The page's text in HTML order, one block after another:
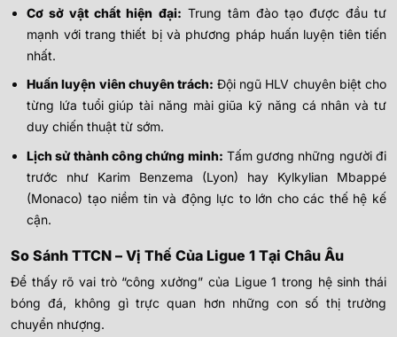
Cơ sở vật chất hiện đại: Trung tâm đào tạo được đầu tư
mạnh với trang thiết bị và phương pháp huấn luyện tiên tiến
nhất.
Huấn luyện viên chuyên trách: Đội ngũ HLV chuyên biệt cho
từng lứa tuổi giúp tài năng mài giũa kỹ năng cá nhân và tư
duy chiến thuật từ sớm.
Lịch sử thành công chứng minh: Tấm gương những người đi
trước như Karim Benzema (Lyon) hay Kylkylian Mbappé
(Monaco) tạo niềm tin và động lực to lớn cho các thế hệ kế
cận.
So Sánh TTCN – Vị Thế Của Ligue 1 Tại Châu Âu
Để thấy rõ vai trò “công xưởng” của Ligue 1 trong hệ sinh thái
bóng đá, không gì trực quan hơn những con số thị trường
chuyển nhượng.